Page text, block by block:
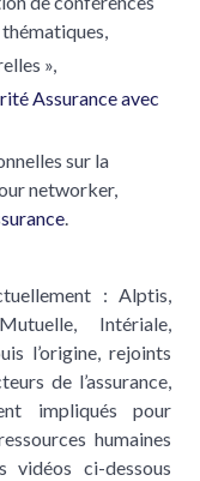
»,
Assurance avec
sur la
networker,
.
: Alptis,
Intériale,
l’origine, rejoints
de l’assurance,
impliqués pour
humaines
vidéos ci-dessous